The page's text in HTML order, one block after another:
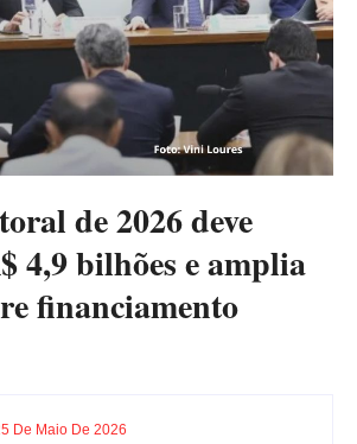
de 2026 deve
4,9 bilhões e amplia
financiamento
De Maio De 2026